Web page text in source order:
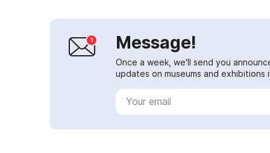
Message!
Once a week, we'll send you
updates on museums and